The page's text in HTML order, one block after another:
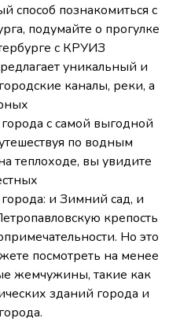
способ познакомиться с
подумайте о прогулке
с КРУИЗ
уникальный и
каналы, реки, а
с самой выгодной
по водным
теплоходе, вы увидите
и Зимний сад, и
крепость
Но это
посмотреть на менее
жемчужины, такие как
зданий города и